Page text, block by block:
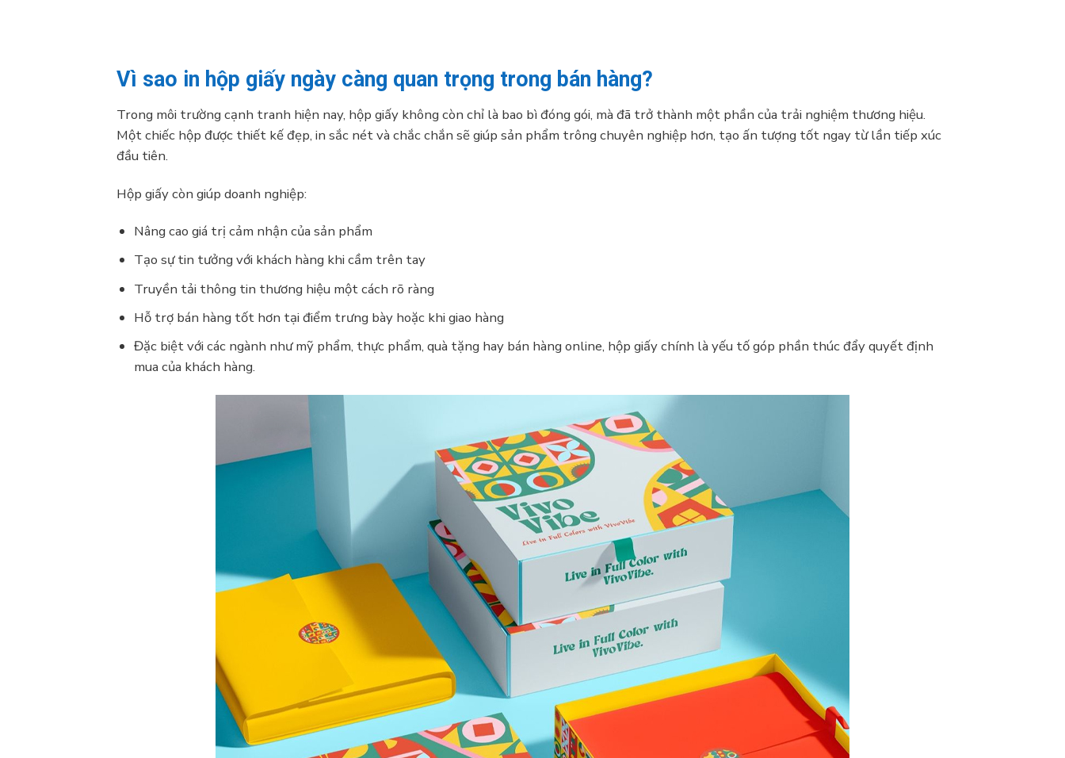
Vì sao in hộp giấy ngày càng quan trọng trong bán hàng?
Trong môi trường cạnh tranh hiện nay, hộp giấy không còn chỉ là bao bì đóng gói, mà đã trở thành một phần của trải nghiệm thương hiệu.
Một chiếc hộp được thiết kế đẹp, in sắc nét và chắc chắn sẽ giúp sản phẩm trông chuyên nghiệp hơn, tạo ấn tượng tốt ngay từ lần tiếp xúc
đầu tiên.
Hộp giấy còn giúp doanh nghiệp:
Nâng cao giá trị cảm nhận của sản phẩm
Tạo sự tin tưởng với khách hàng khi cầm trên tay
Truyền tải thông tin thương hiệu một cách rõ ràng
Hỗ trợ bán hàng tốt hơn tại điểm trưng bày hoặc khi giao hàng
Đặc biệt với các ngành như mỹ phẩm, thực phẩm, quà tặng hay bán hàng online, hộp giấy chính là yếu tố góp phần thúc đẩy quyết định
mua của khách hàng.